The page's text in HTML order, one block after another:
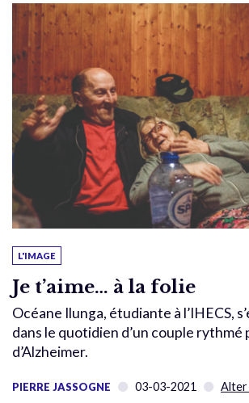
L'IMAGE
Je t’aime… à la folie
Océane Ilunga, étudiante à l’IHECS,
dans le quotidien d’un couple rythmé
d’Alzheimer.
PIERRE JASSOGNE 03-03-2021 Alter